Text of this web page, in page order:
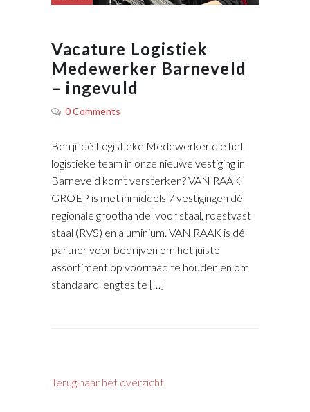
Vacature Logistiek
Medewerker Barneveld
– ingevuld
0 Comments
Ben jij dé Logistieke Medewerker die het
logistieke team in onze nieuwe vestiging in
Barneveld komt versterken? VAN RAAK
GROEP is met inmiddels 7 vestigingen dé
regionale groothandel voor staal, roestvast
staal (RVS) en aluminium. VAN RAAK is dé
partner voor bedrijven om het juiste
assortiment op voorraad te houden en om
standaard lengtes te […]
Terug naar het overzicht